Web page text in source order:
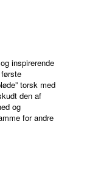
inspirerende
torsk med
den af
og
for andre